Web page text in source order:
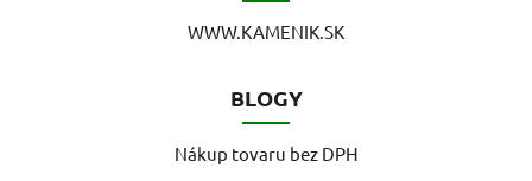
WWW.KAMENIK.SK
BLOGY
Nákup tovaru bez DPH